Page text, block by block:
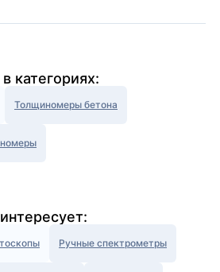
категориях:
Толщиномеры бетона
Ручные спектрометры